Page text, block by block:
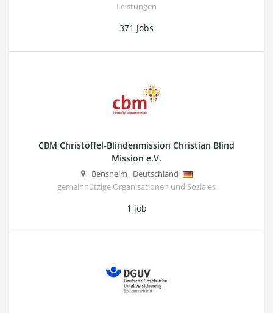
Leistungen
371 Jobs
CBM Christoffel-Blindenmission Christian Blind
Mission e.V.
Bensheim , Deutschland
gemeinnützige Organisationen und Soziales
1 job